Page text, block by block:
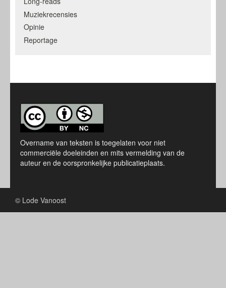
Muziekrecensies
Opinie
Reportage
Overname van teksten is toegelaten voor niet
commerciële doeleinden en mits vermelding van de
auteur en de oorspronkelijke publicatieplaats.
© Lode Vanoost